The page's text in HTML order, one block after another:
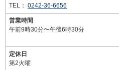
TEL： 0242-36-6656
営業時間
午前9時30分〜午後6時30分
定休日
第2火曜